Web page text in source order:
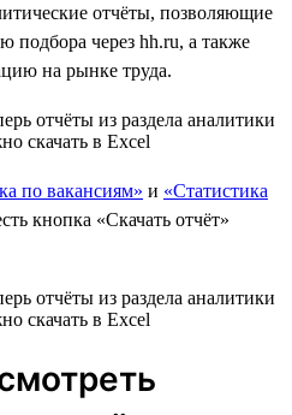
отчёты, позволяющие
подбора через hh.ru, а также
на рынке труда.
по вакансиям» и «Статистика
кнопка «Скачать отчёт»